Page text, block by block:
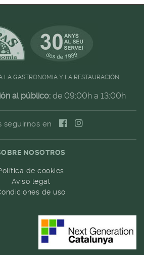
LA GASTRONOMIA Y LA RESTAURACIÓN
al público:de 09:00h a 13:00h
seguirnos en
NOSOTROS
de cookies
Aviso legal
de uso